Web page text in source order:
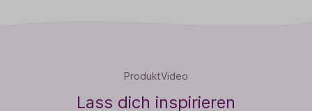
ProduktVideo
Lass dich inspirieren